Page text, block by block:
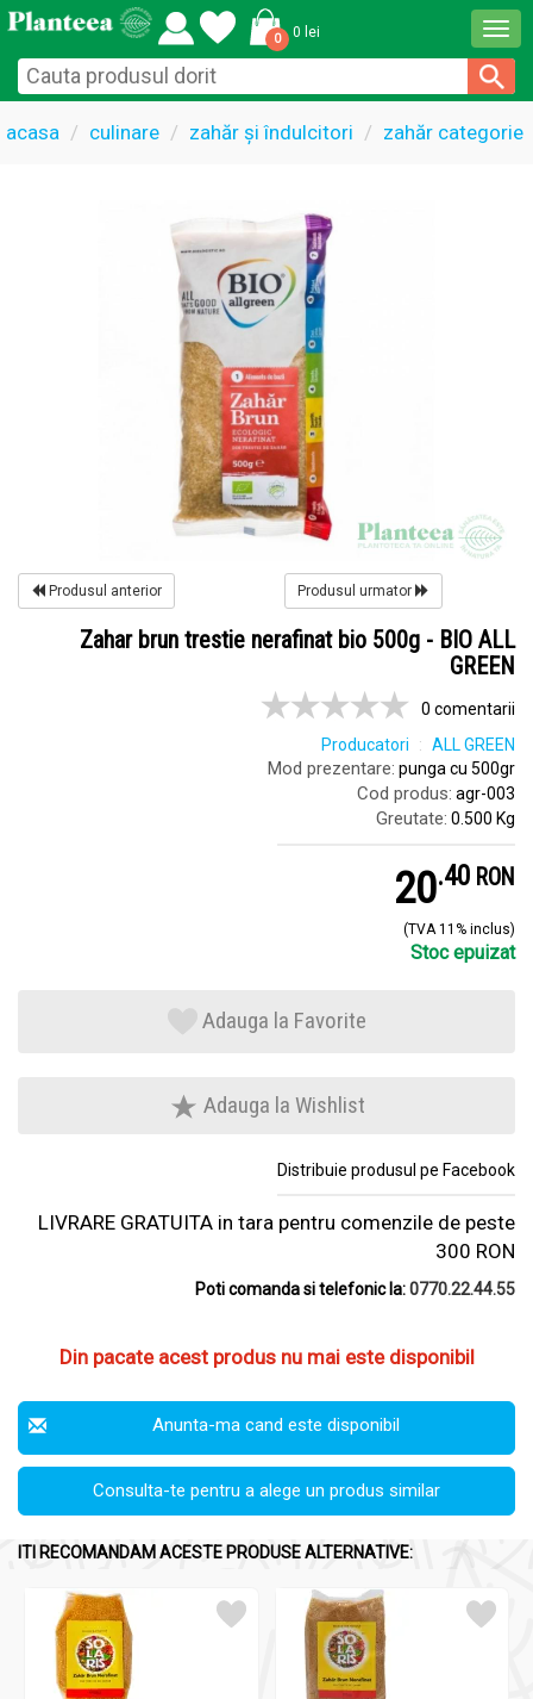
0 0 lei
acasa culinare zahăr și îndulcitori zahăr categorie
Produsul anterior Produsul urmator
Zahar brun trestie nerafinat bio 500g - BIO ALL
GREEN
0 comentarii
Producatori
ALL GREEN
Mod prezentare: punga cu 500gr
Cod produs: agr-003
Greutate: 0.500 Kg
20.4 RON
(TVA 11% inclus)
Stoc epuizat
Adauga la Favorite
Adauga la Wishlist
Distribuie produsul pe Facebook
LIVRARE GRATUITA in tara pentru comenzile de peste
300 RON
Poti comanda si telefonic la:0770.22.44.55
Din pacate acest produs nu mai este disponibil
Anunta-ma cand este disponibil
Consulta-te pentru a alege un produs similar
ITI RECOMANDAM ACESTE PRODUSE ALTERNATIVE: